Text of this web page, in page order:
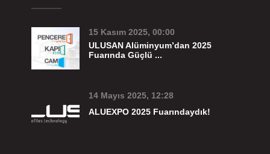
15 Kasım 2025, 00:00
ULUSAN Alüminyum’dan 2025
Fuarında Güçlü ...
14 Mayıs 2025, 12:28
ALUEXPO 2025 Fuarındaydık!